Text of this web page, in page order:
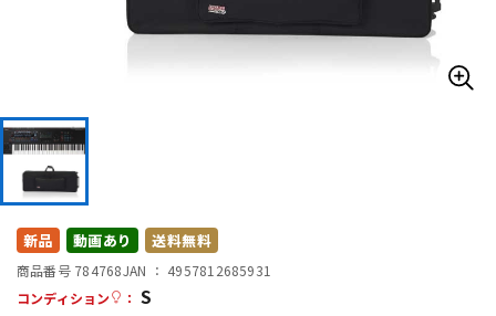
中古
新品 動画あり 送料無料
商品番号 784768JAN ： 4957812685931
コンディション
： S